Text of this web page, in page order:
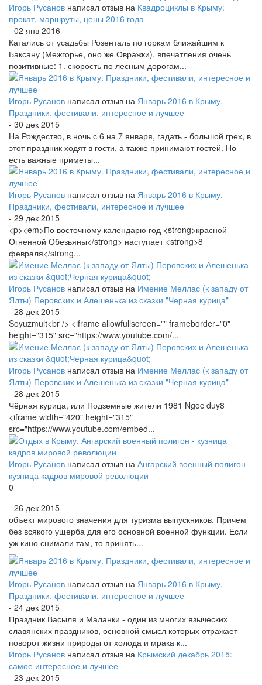
Игорь Русанов написал отзыв на Квадроциклы в Крыму:
прокат, маршруты, цены 2016 года
- 02 янв 2016
Катались от усадьбы Розенталь по горкам ближайшим к
Баксану (Межгорье, оно же Овражки). впечатления очень
позитивные: 1. скорость по лесным дорогам...
Игорь Русанов написал отзыв на Январь 2016 в Крыму.
Праздники, фестивали, интересное и лучшее
- 30 дек 2015
На Рождество, в ночь с 6 на 7 января, гадать - большой грех, в
этот праздник ходят в гости, а также принимают гостей. Но
есть важные приметы...
Игорь Русанов написал отзыв на Январь 2016 в Крыму.
Праздники, фестивали, интересное и лучшее
- 29 дек 2015
<p><em>По восточному календарю год <strong>красной
Огненной Обезьяны</strong> наступает <strong>8
февраля</strong...
Игорь Русанов написал отзыв на Имение Меллас (к западу от
Ялты) Перовских и Алешенька из сказки "Черная курица"
- 28 дек 2015
Soyuzmult<br /> <iframe allowfullscreen="" frameborder="0"
height="315" src="https://www.youtube.com/...
Игорь Русанов написал отзыв на Имение Меллас (к западу от
Ялты) Перовских и Алешенька из сказки "Черная курица"
- 28 дек 2015
Чёрная курица, или Подземные жители 1981 Ngoc duy8
<iframe width="420" height="315"
src="https://www.youtube.com/embed...
Игорь Русанов написал отзыв на Ангарский военный полигон -
кузница кадров мировой революции
0
- 26 дек 2015
объект мирового значения для туризма выпускников. Причем
без всякого ущерба для его основной военной функции. Если
уж кино снимали там, то принять...
Игорь Русанов написал отзыв на Январь 2016 в Крыму.
Праздники, фестивали, интересное и лучшее
- 24 дек 2015
Праздник Васыля и Маланки - один из многих языческих
славянских праздников, основной смысл которых отражает
поворот жизни природы от холода и мрака к...
Игорь Русанов написал отзыв на Крымский декабрь 2015:
самое интересное и лучшее
- 23 дек 2015